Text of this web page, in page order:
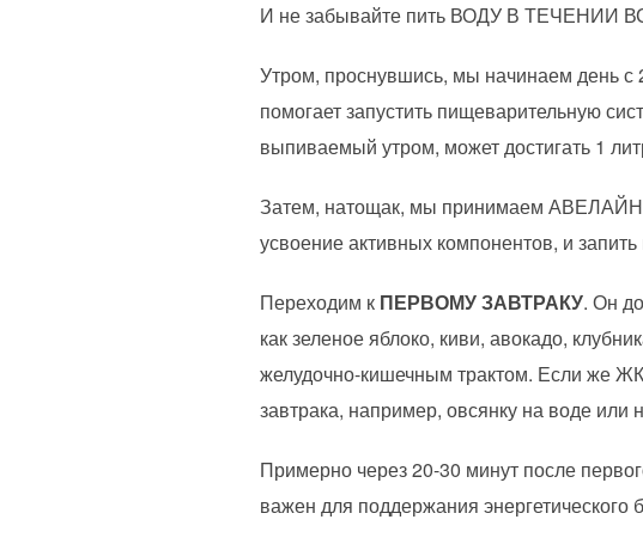
И не забывайте пить ВОДУ В ТЕЧЕНИИ
Утром, проснувшись, мы начинаем день с
помогает запустить пищеварительную
выпиваемый утром, может достигать 1
Затем, натощак, мы принимаем АВЕЛАЙН:
усвоение активных компонентов, и
Переходим к ПЕРВОМУ ЗАВТРАКУ. Он
как зеленое яблоко, киви, авокадо,
желудочно-кишечным трактом. Если же
завтрака, например, овсянку на воде или
Примерно через 20-30 минут после
важен для поддержания энергетического